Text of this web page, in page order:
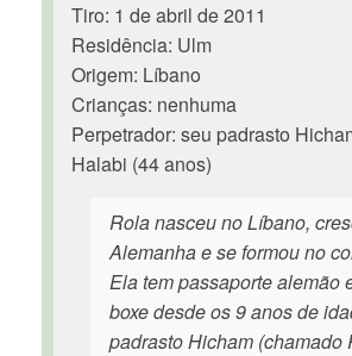
Tiro: 1 de abril de 2011
Residência: Ulm
Origem: Líbano
Crianças: nenhuma
Perpetrador: seu padrasto
Halabi (44 anos)
Rola nasceu no Líbano,
Alemanha e se formou no
Ela tem passaporte alemão
boxe desde os 9 anos de
padrasto Hicham (chamado